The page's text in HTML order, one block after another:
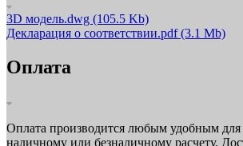
3D модель.dwg (105.5 Kb)
Декларация о соответствии.pdf(3.1 Mb)
Оплата
Оплата производится любым удобным
наличному или безналичному расчету.